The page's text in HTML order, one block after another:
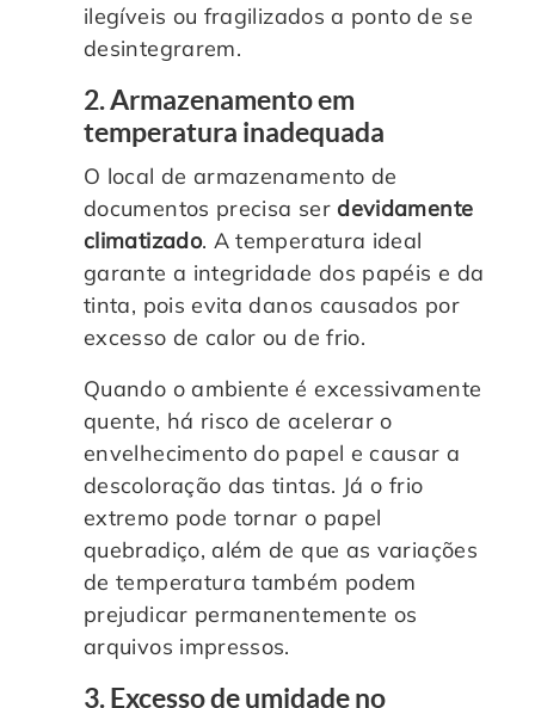
ilegíveis ou fragilizados a ponto de se
desintegrarem.
2. Armazenamento em
temperatura inadequada
O local de armazenamento de
documentos precisa ser devidamente
climatizado. A temperatura ideal
garante a integridade dos papéis e da
tinta, pois evita danos causados por
excesso de calor ou de frio.
Quando o ambiente é excessivamente
quente, há risco de acelerar o
envelhecimento do papel e causar a
descoloração das tintas. Já o frio
extremo pode tornar o papel
quebradiço, além de que as variações
de temperatura também podem
prejudicar permanentemente os
arquivos impressos.
3. Excesso de umidade no